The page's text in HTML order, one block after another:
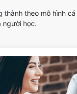
theo mô hình cá
người học.